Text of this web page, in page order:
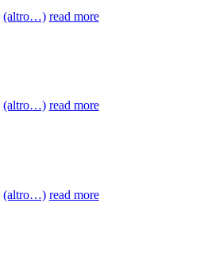
(altro…) read more
(altro…) read more
(altro…) read more